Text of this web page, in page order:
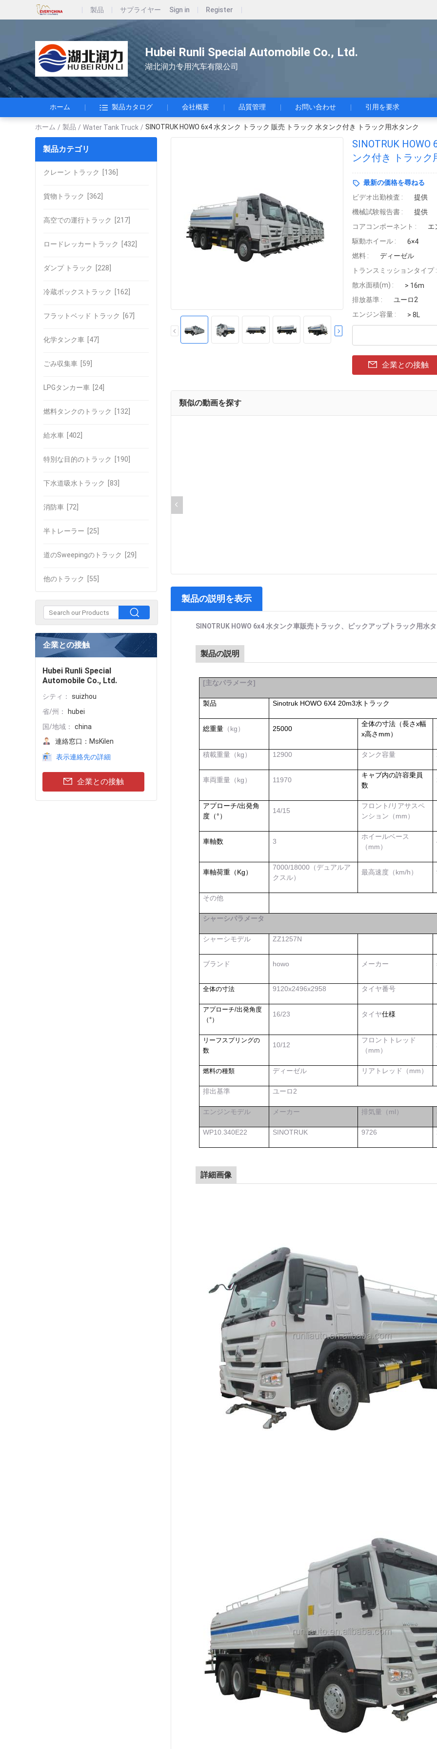
製品 サプライヤー Sign in Register
Hubei Runli Special Automobile Co., Ltd.
湖北润力专用汽车有限公司
ホーム 製品カタログ 会社概要 品質管理 お問い合わせ 引用を要求
ホーム / 製品 / Water Tank Truck / SINOTRUK HOWO 6x4 水タンク トラック 販売 トラック 水タンク付き トラック用水タンク
製品カテゴリ
クレーン トラック [136]
貨物トラック [362]
高空での運行トラック [217]
ロードレッカートラック [432]
ダンプ トラック [228]
冷蔵ボックストラック [162]
フラットベッド トラック [67]
化学タンク車 [47]
ごみ収集車 [59]
LPGタンカー車 [24]
燃料タンクのトラック [132]
給水車 [402]
特別な目的のトラック [190]
下水道吸水トラック [83]
消防車 [72]
半トレーラー [25]
道のSweepingのトラック [29]
他のトラック [55]
企業との接触
Hubei Runli Special
Automobile Co., Ltd.
シティ：
suizhou
省/州：
hubei
国/地域：
china
連絡窓口： MsKilen
表示連絡先の詳細
企業との接触
SINOTRUK
ンク付き トラック
最新の価格を尋ねる
ビデオ出勤検査 :
提供
機械試験報告書 :
提供
コアコンポーネント :
エ
駆動ホイール :
6×4
燃料 :
ディーゼル
トランスミッションタイプ :
散水面積(m) :
> 16m
排放基準 :
ユーロ2
エンジン容量 :
> 8L
企業との接触
類似の動画を探す
製品の説明を表示
SINOTRUK HOWO 6x4 水タンク車販売トラック、ピックアップトラック用水
製品の説明
[主なパラメータ]
製品 Sinotruk HOWO 6X4 20m3水トラック
総重量（kg） 25000
全体の寸法（長さx幅
x高さmm）
積載重量（kg） 12900 タンク容量
車両重量（kg） 11970
キャブ内の許容乗員
数
アプローチ/出発角
度（°）
14/15
フロント/リアサスペ
ンション（mm）
車軸数 3
ホイールベース
（mm）
車軸荷重（Kg）
7000/18000（デュアルア
クスル）
最高速度（km/h）
その他
シャーシパラメータ
シャーシモデル ZZ1257N
ブランド howo メーカー
全体の寸法 9120x2496x2958 タイヤ番号
アプローチ/出発角度
（°）
16/23 タイヤ仕様
リーフスプリングの
数
10/12
フロントトレッド
（mm）
燃料の種類 ディーゼル リアトレッド（mm）
排出基準 ユーロ2
エンジンモデル メーカー 排気量（ml）
WP10.340E22 SINOTRUK 9726
詳細画像